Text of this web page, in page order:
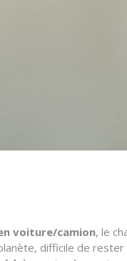
voiture/camion, le
difficile de rester